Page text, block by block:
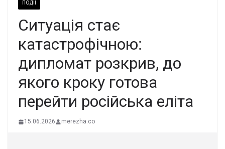
ПОДІЇ
Ситуація стає
катастрофічною:
дипломат розкрив, до
якого кроку готова
перейти російська еліта
15.06.2026 merezha.co